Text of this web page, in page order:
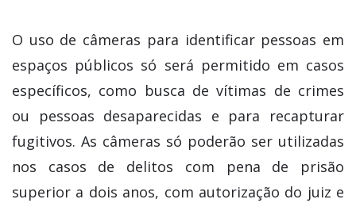
O uso de câmeras para identificar pessoas em
espaços públicos só será permitido em casos
específicos, como busca de vítimas de crimes
ou pessoas desaparecidas e para recapturar
fugitivos. As câmeras só poderão ser utilizadas
nos casos de delitos com pena de prisão
superior a dois anos, com autorização do juiz e